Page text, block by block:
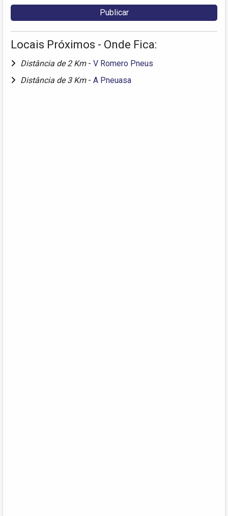
Locais Próximos - Onde Fica:
Distância de 2 Km - V Romero Pneus
Distância de 3 Km - A Pneuasa